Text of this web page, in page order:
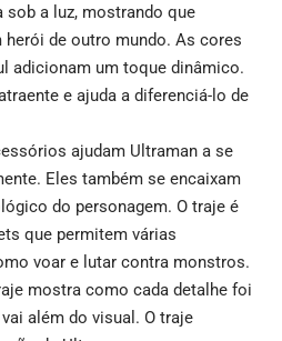
sob a luz, mostrando que
herói de outro mundo. As cores
adicionam um toque dinâmico.
e ajuda a diferenciá-lo de
ajudam Ultraman a se
Eles também se encaixam
do personagem. O traje é
que permitem várias
voar e lutar contra monstros.
mostra como cada detalhe foi
além do visual. O traje